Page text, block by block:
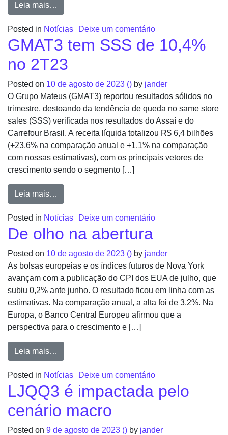
Leia mais…
Posted in Notícias Deixe um comentário
GMAT3 tem SSS de 10,4%
no 2T23
Posted on 10 de agosto de 2023 () by jander
O Grupo Mateus (GMAT3) reportou resultados sólidos no
trimestre, destoando da tendência de queda no same store
sales (SSS) verificada nos resultados do Assaí e do
Carrefour Brasil. A receita líquida totalizou R$ 6,4 bilhões
(+23,6% na comparação anual e +1,1% na comparação
com nossas estimativas), com os principais vetores de
crescimento sendo o segmento […]
Leia mais…
Posted in Notícias Deixe um comentário
De olho na abertura
Posted on 10 de agosto de 2023 () by jander
As bolsas europeias e os índices futuros de Nova York
avançam com a publicação do CPI dos EUA de julho, que
subiu 0,2% ante junho. O resultado ficou em linha com as
estimativas. Na comparação anual, a alta foi de 3,2%. Na
Europa, o Banco Central Europeu afirmou que a
perspectiva para o crescimento e […]
Leia mais…
Posted in Notícias Deixe um comentário
LJQQ3 é impactada pelo
cenário macro
Posted on 9 de agosto de 2023 () by jander